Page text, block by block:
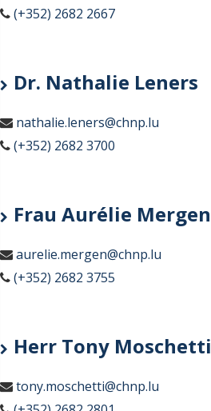
(+352) 2682 2667
Dr. Nathalie Leners
nathalie.leners@chnp.lu
(+352) 2682 3700
Frau Aurélie Mergen
aurelie.mergen@chnp.lu
(+352) 2682 3755
Herr Tony Moschetti
tony.moschetti@chnp.lu